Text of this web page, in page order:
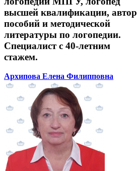
высшей квалификации, автор
пособий и методической
литературы по логопедии.
Специалист с 40-летним
стажем.
Архипова Елена Филипповна